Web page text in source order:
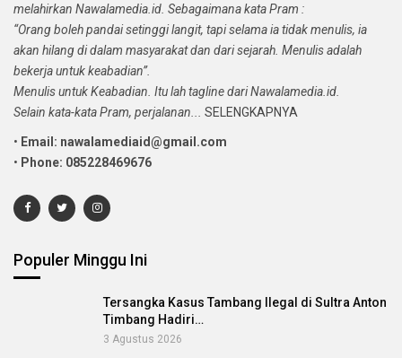
melahirkan Nawalamedia.id. Sebagaimana kata Pram :
“Orang boleh pandai setinggi langit, tapi selama ia tidak menulis, ia
akan hilang di dalam masyarakat dan dari sejarah. Menulis adalah
bekerja untuk keabadian”.
Menulis untuk Keabadian. Itu lah tagline dari Nawalamedia.id.
Selain kata-kata Pram, perjalanan...
SELENGKAPNYA
• Email: nawalamediaid@gmail.com
• Phone: 085228469676
Populer Minggu Ini
Tersangka Kasus Tambang Ilegal di Sultra Anton
Timbang Hadiri…
3 Agustus 2026